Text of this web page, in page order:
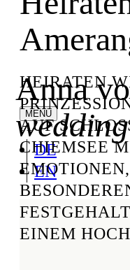
DE
EN
Anna
HEIRATEN
AUF
CHIEMSEE
EINEM